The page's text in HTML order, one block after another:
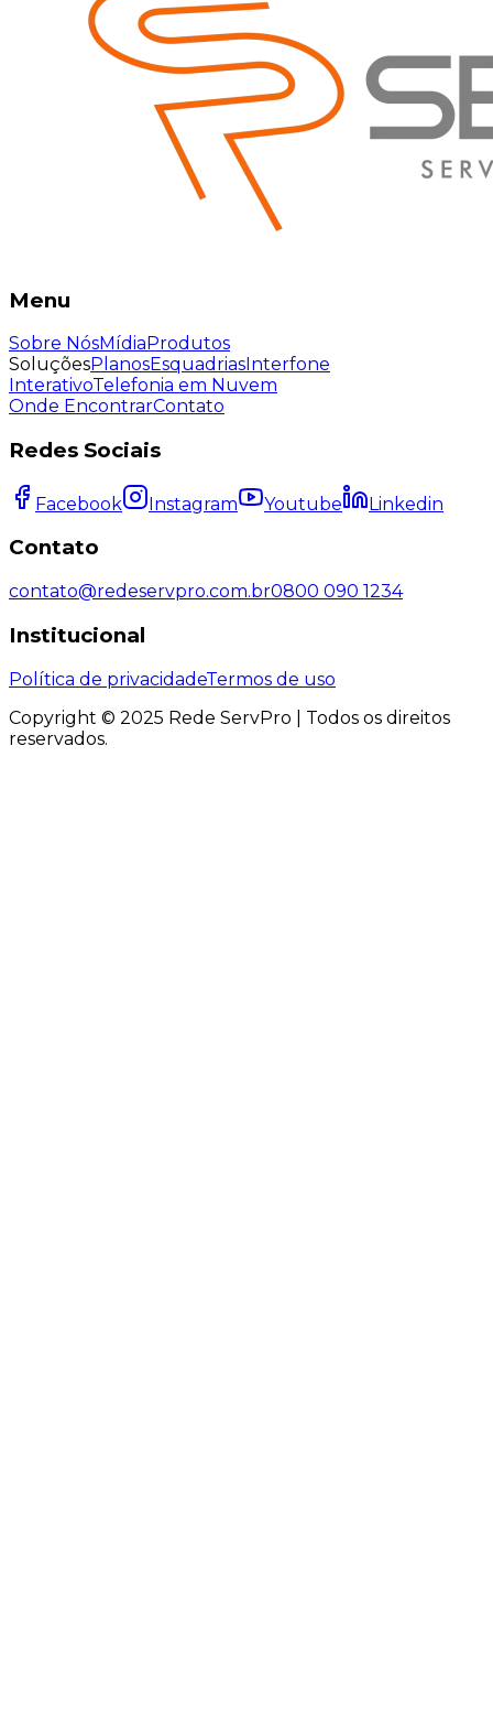
Menu
Sobre NósMídia Produtos
SoluçõesPlanosEsquadrias Interfone
InterativoTelefonia em Nuvem
Onde EncontrarContato
Redes Sociais
Facebook Instagram Youtube Linkedin
Contato
contato@redeservpro.com.br0800 090 1234
Institucional
Política de privacidadeTermos de uso
Copyright © 2025 Rede ServPro | Todos os direitos
reservados.